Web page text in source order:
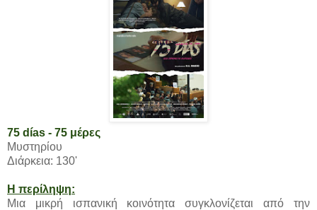
75 días - 75 μέρες
Μυστηρίου
Διάρκεια: 130'
Η περίληψη:
Μια μικρή ισπανική κοινότητα συγκλονίζεται από την